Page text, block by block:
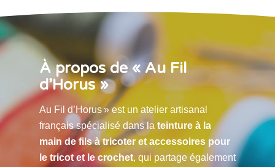
À propos de « Au Fil
d’Horus »
Au Fil d’Horus » est un atelier artisanal
français spécialisé dans la teinture à la
main de fils à tricoter et accessoires pour
le tricot et le crochet, qui partage également